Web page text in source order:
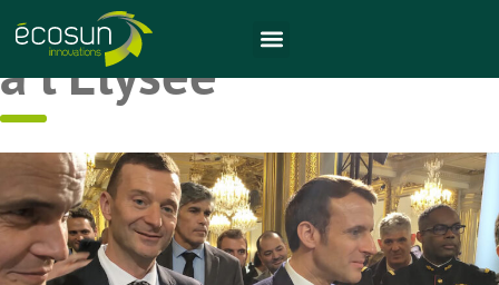
ECOSUN Innovations
à l’Élysée